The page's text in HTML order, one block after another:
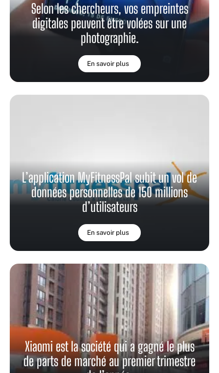
Selon les chercheurs, vos empreintes
digitales peuvent être volées sur une
photographie.
En savoir plus
L’application MyFitnessPal subit un vol de
données personnelles de 150 millions
d’utilisateurs
En savoir plus
Xiaomi est la société qui a gagné le plus
de parts de marché au premier trimestre